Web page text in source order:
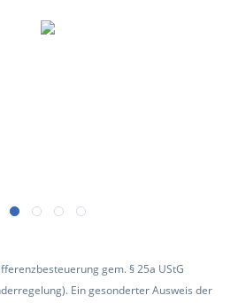
gem. § 25a UStG
Ein gesonderter Ausweis der